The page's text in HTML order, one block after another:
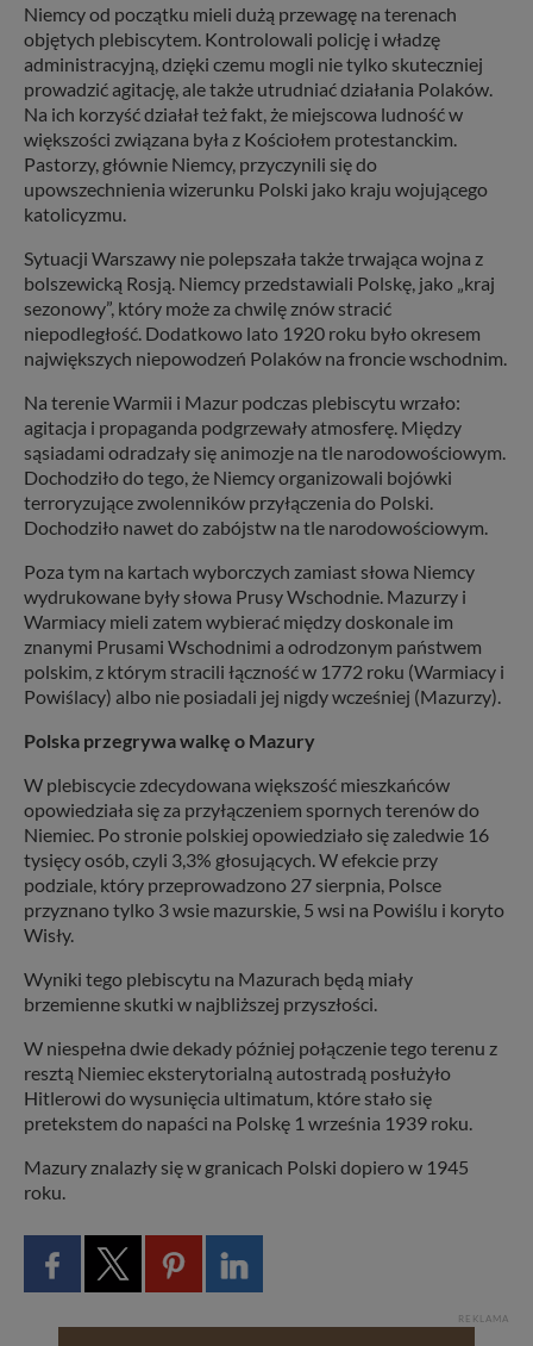
Niemcy od początku mieli dużą przewagę na terenach
objętych plebiscytem. Kontrolowali policję i władzę
administracyjną, dzięki czemu mogli nie tylko skuteczniej
prowadzić agitację, ale także utrudniać działania Polaków.
Na ich korzyść działał też fakt, że miejscowa ludność w
większości związana była z Kościołem protestanckim.
Pastorzy, głównie Niemcy, przyczynili się do
upowszechnienia wizerunku Polski jako kraju wojującego
katolicyzmu.
Sytuacji Warszawy nie polepszała także trwająca wojna z
bolszewicką Rosją. Niemcy przedstawiali Polskę, jako „kraj
sezonowy”, który może za chwilę znów stracić
niepodległość. Dodatkowo lato 1920 roku było okresem
największych niepowodzeń Polaków na froncie wschodnim.
Na terenie Warmii i Mazur podczas plebiscytu wrzało:
agitacja i propaganda podgrzewały atmosferę. Między
sąsiadami odradzały się animozje na tle narodowościowym.
Dochodziło do tego, że Niemcy organizowali bojówki
terroryzujące zwolenników przyłączenia do Polski.
Dochodziło nawet do zabójstw na tle narodowościowym.
Poza tym na kartach wyborczych zamiast słowa Niemcy
wydrukowane były słowa Prusy Wschodnie. Mazurzy i
Warmiacy mieli zatem wybierać między doskonale im
znanymi Prusami Wschodnimi a odrodzonym państwem
polskim, z którym stracili łączność w 1772 roku (Warmiacy i
Powiślacy) albo nie posiadali jej nigdy wcześniej (Mazurzy).
Polska przegrywa walkę o Mazury
W plebiscycie zdecydowana większość mieszkańców
opowiedziała się za przyłączeniem spornych terenów do
Niemiec. Po stronie polskiej opowiedziało się zaledwie 16
tysięcy osób, czyli 3,3% głosujących. W efekcie przy
podziale, który przeprowadzono 27 sierpnia, Polsce
przyznano tylko 3 wsie mazurskie, 5 wsi na Powiślu i koryto
Wisły.
Wyniki tego plebiscytu na Mazurach będą miały
brzemienne skutki w najbliższej przyszłości.
W niespełna dwie dekady później połączenie tego terenu z
resztą Niemiec eksterytorialną autostradą posłużyło
Hitlerowi do wysunięcia ultimatum, które stało się
pretekstem do napaści na Polskę 1 września 1939 roku.
Mazury znalazły się w granicach Polski dopiero w 1945
roku.
REKLAMA